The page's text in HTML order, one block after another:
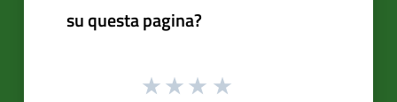
su questa pagina?